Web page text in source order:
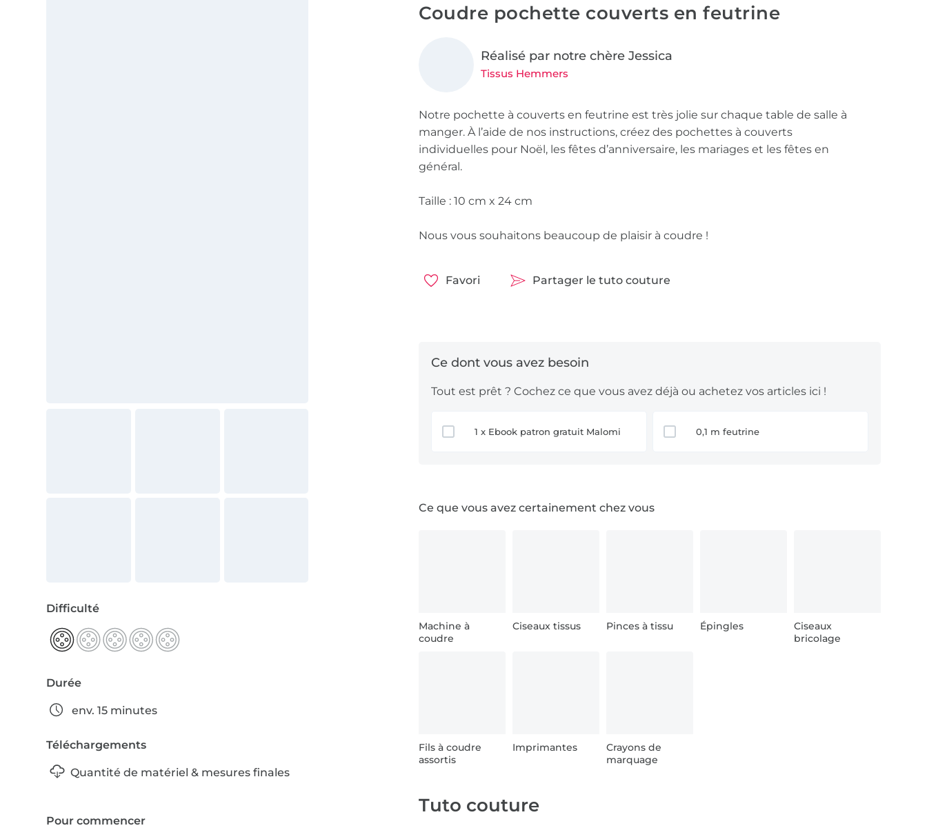
Difficulté
Durée
env. 15 minutes
Téléchargements
Quantité de matériel & mesures finales
Pour commencer
Coudre pochette couverts en feutrine
Réalisé par notre chère Jessica
Tissus Hemmers
Notre pochette à couverts en feutrine est très jolie sur chaque table de salle à
manger. À l’aide de nos instructions, créez des pochettes à couverts
individuelles pour Noël, les fêtes d’anniversaire, les mariages et les fêtes en
général.
Taille : 10 cm x 24 cm
Nous vous souhaitons beaucoup de plaisir à coudre !
Favori Partager le tuto couture
Tout est prêt ? Cochez ce que vous avez déjà ou achetez vos articles ici !
1 x Ebook patron gratuit Malomi 0,1 m feutrine
Ce que vous avez certainement chez vous
Machine à
coudre
Ciseaux tissus Pinces à tissu Épingles
Ciseaux
bricolage
Fils à coudre
assortis
Imprimantes
Crayons de
marquage
Tuto couture